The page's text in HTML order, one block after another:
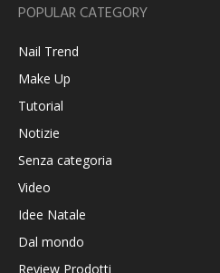
POPULAR CATEGORY
Nail Trend
Make Up
Tutorial
Notizie
Senza categoria
Video
Idee Natale
Dal mondo
Review Prodotti